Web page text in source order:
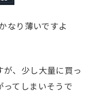
なり薄いですよ
、少し大量に買っ
ってしまいそうで